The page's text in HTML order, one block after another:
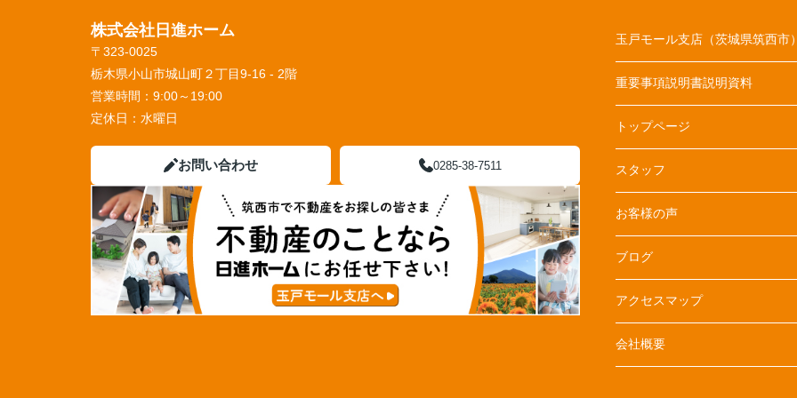
株式会社日進ホーム
〒323-0025
栃木県小山市城山町２丁目9-16 - 2階
営業時間： 9:00～19:00
定休日： 水曜日
お問い合わせ 0285-38-7511
玉戸モール支店（茨城県筑西市
重要事項説明書説明資料
トップページ
スタッフ
お客様の声
ブログ
アクセスマップ
会社概要